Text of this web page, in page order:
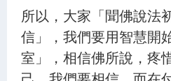
所以，大家「聞佛說法
信」，我們要用智慧開
室」，相信佛所說，疼